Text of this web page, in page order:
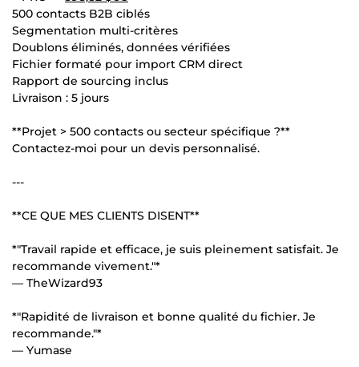
500 contacts B2B ciblés
Segmentation multi-critères
Doublons éliminés, données vérifiées
Fichier formaté pour import CRM direct
Rapport de sourcing inclus
Livraison : 5 jours
**Projet > 500 contacts ou secteur spécifique ?**
Contactez-moi pour un devis personnalisé.
---
**CE QUE MES CLIENTS DISENT**
*"Travail rapide et efficace, je suis pleinement satisfait. Je
recommande vivement."*
— TheWizard93
*"Rapidité de livraison et bonne qualité du fichier. Je
recommande."*
— Yumase